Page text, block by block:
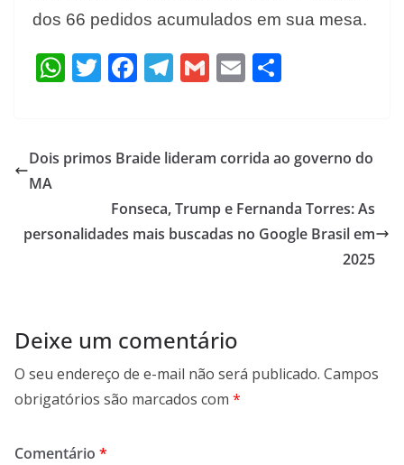
dos 66 pedidos acumulados em sua mesa.
W
s
p
T
er
F
b
o
k
T
gr
m
G
l
E
l e
Dois primos Braide lideram corrida ao governo do
MA
Fonseca, Trump e Fernanda Torres: As
personalidades mais buscadas no Google Brasil em
2025
Deixe um comentário
O seu endereço de e-mail não será publicado. Campos
obrigatórios são marcados com *
Comentário *